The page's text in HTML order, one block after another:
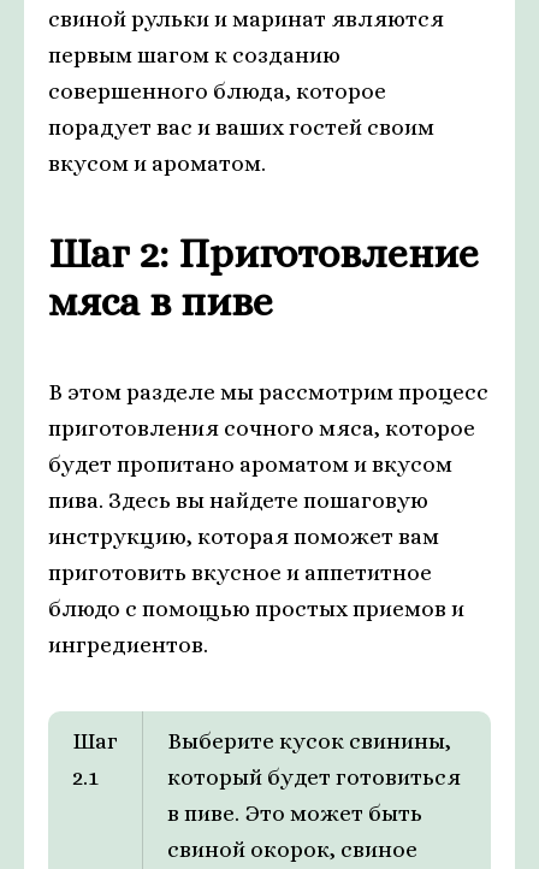
свиной рульки и маринат являются
первым шагом к созданию
совершенного блюда, которое
порадует вас и ваших гостей своим
вкусом и ароматом.
Шаг 2: Приготовление
мяса в пиве
В этом разделе мы рассмотрим процесс
приготовления сочного мяса, которое
будет пропитано ароматом и вкусом
пива. Здесь вы найдете пошаговую
инструкцию, которая поможет вам
приготовить вкусное и аппетитное
блюдо с помощью простых приемов и
ингредиентов.
Шаг
2.1
Выберите кусок свинины,
который будет готовиться
в пиве. Это может быть
свиной окорок, свиное